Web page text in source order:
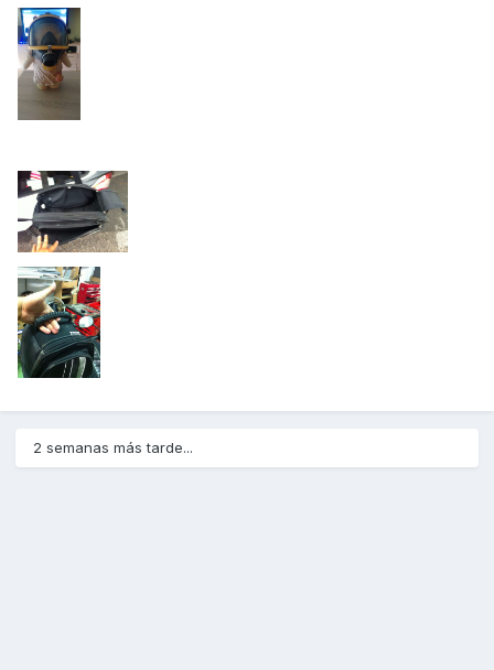
2 semanas más tarde...